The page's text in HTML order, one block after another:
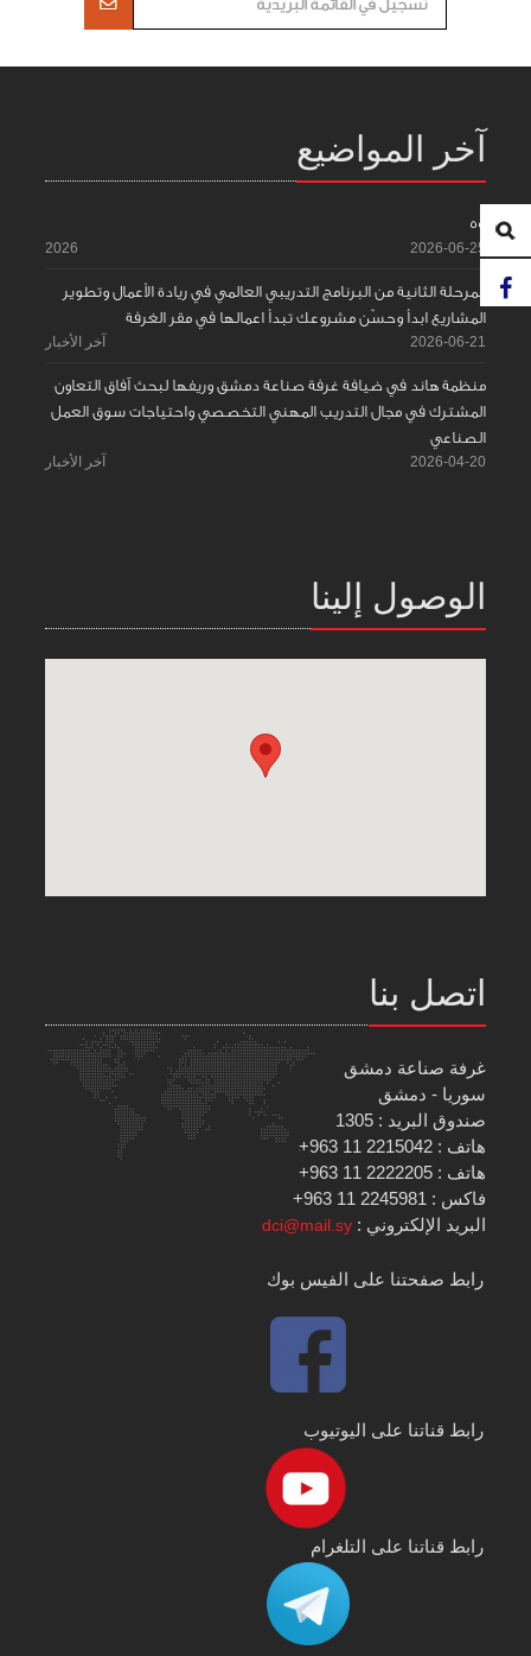
آخر المواضيع
55
2026-06-25
2026
المرحلة الثانية من البرنامج التدريبي العالمي في ريادة الأعمال وتطوير
المشاريع ابدأ وحسّن مشروعك تبدأ اعمالها في مقر الغرفة
2026-06-21 آخر الأخبار
منظمة هاند في ضيافة غرفة صناعة دمشق وريفها لبحث آفاق التعاون
المشترك في مجال التدريب المهني التخصصي واحتياجات سوق العمل
الصناعي
2026-04-20 آخر الأخبار
الوصول إلينا
اتصل بنا
غرفة صناعة دمشق
سوريا - دمشق
صندوق البريد : 1305
هاتف : 2215042 11 963+
هاتف : 2222205 11 963+
فاكس : 2245981 11 963+
البريد الإلكتروني :dci@mail.sy
رابط صفحتنا على الفيس بوك
رابط قناتنا على اليوتيوب
رابط قناتنا على التلغرام